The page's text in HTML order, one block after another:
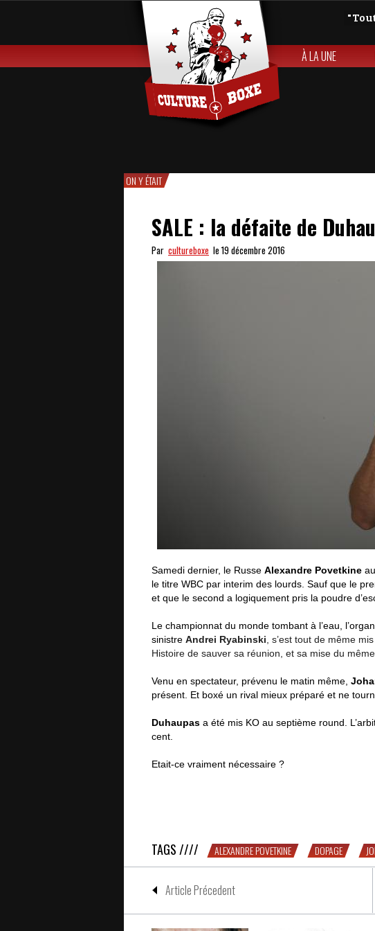
À LA UNE
ON Y ÉTAIT
SALE : la défaite de
Par cultureboxe le 19 décembre 2016
Samedi dernier, le Russe Alexandre Povetkine
le titre WBC par interim des lourds. Sauf que le
et que le second a logiquement pris la poudre
Le championnat du monde tombant à l’eau,
sinistre Andrei Ryabinski , s’est tout de même
Histoire de sauver sa réunion, et sa mise du même
Venu en spectateur, prévenu le matin même,
présent. Et boxé un rival mieux préparé et ne
Duhaupas a été mis KO au septième round.
cent.
Etait-ce vraiment nécessaire ?
TAGS //// ALEXANDRE POVETKINE DOPAGE
Article Précedent